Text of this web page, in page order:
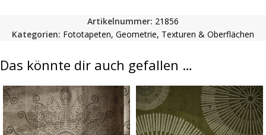
Artikelnummer: 21856
Kategorien: Fototapeten, Geometrie, Texturen & Oberflächen
Das könnte dir auch gefallen …